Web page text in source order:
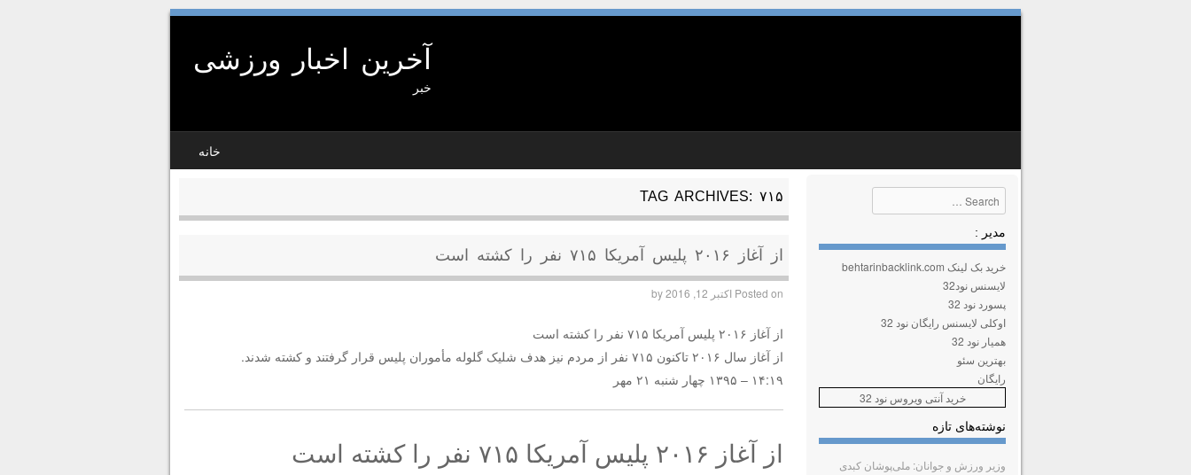
آخرین اخبار ورزشی
خبر
MENU
خانه
TAG ARCHIVES: ۷۱۵
از آغاز ۲۰۱۶ پلیس آمریکا ۷۱۵ نفر را کشته است
Posted on اکتبر 12, 2016 by
از آغاز ۲۰۱۶ پلیس آمریکا ۷۱۵ نفر را کشته است
از آغاز سال ۲۰۱۶ تاکنون ۷۱۵ نفر از مردم نیز هدف شلیک گلوله مأموران پلیس قرار گرفتند و کشته شدند.
۱۴:۱۹ – ۱۳۹۵ چهار شنبه ۲۱ مهر
از آغاز ۲۰۱۶ پلیس آمریکا ۷۱۵ نفر را کشته است
Search
مدیر :
خرید بک لینک behtarinbacklink.com
لایسنس نود32
پسورد نود 32
اوکلی لایسنس رایگان نود 32
همیار نود 32
بهترین سئو
رایگان
خرید آنتی ویروس نود 32
نوشته‌های تازه
وزیر ورزش و جوانان: ملی‌پوشان کبدی